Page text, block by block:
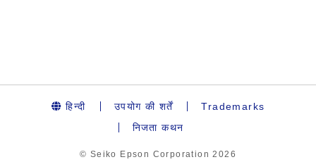
हिन्दी उपयोग की शर्तें
Trademarks
निजता कथन
© Seiko Epson Corporation2026